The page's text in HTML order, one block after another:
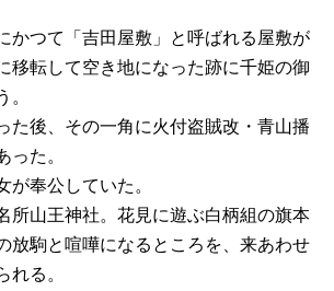
かつて「吉田屋敷」と呼ばれる屋敷が
移転して空き地になった跡に千姫の御
。
た後、その一角に火付盗賊改・青山播
った。
が奉公していた。
所山王神社。花見に遊ぶ白柄組の旗本
放駒と喧嘩になるところを、来あわせ
れる。